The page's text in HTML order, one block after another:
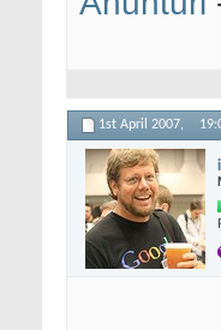
1st April 2007,